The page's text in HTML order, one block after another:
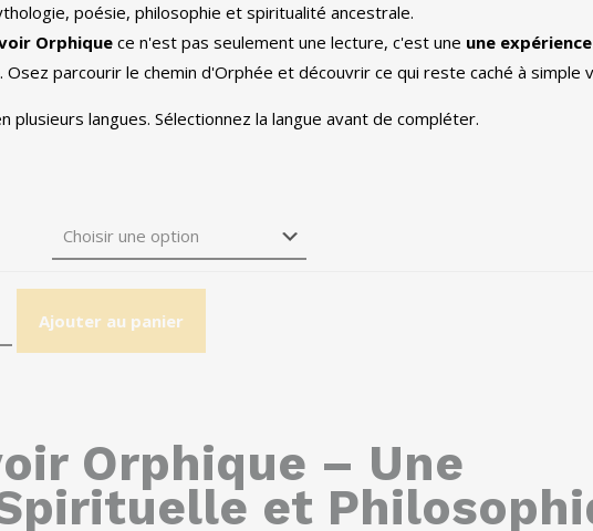
poésie, philosophie et spiritualité ancestrale.
Orphique ce n'est pas seulement une lecture, c'est une une
. Osez parcourir le chemin d'Orphée et découvrir ce qui reste caché à simple
plusieurs langues. Sélectionnez la langue avant de compléter.
Ajouter au panier
Orphique – Une
et